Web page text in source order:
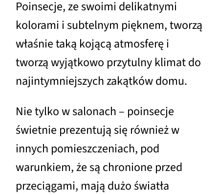
Poinsecje, ze swoimi delikatnymi
kolorami i subtelnym pięknem, tworzą
właśnie taką kojącą atmosferę i
tworzą wyjątkowo przytulny klimat do
najintymniejszych zakątków domu.
Nie tylko w salonach – poinsecje
świetnie prezentują się również w
innych pomieszczeniach, pod
warunkiem, że są chronione przed
przeciągami, mają dużo światła